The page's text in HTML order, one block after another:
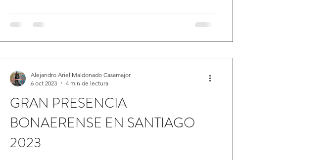
GRAN PRESENCIA
BONAERENSE EN SANTIAGO
2023
Alejandro Ariel Maldonado Casamajor
6 oct 2023
4 min de lectura